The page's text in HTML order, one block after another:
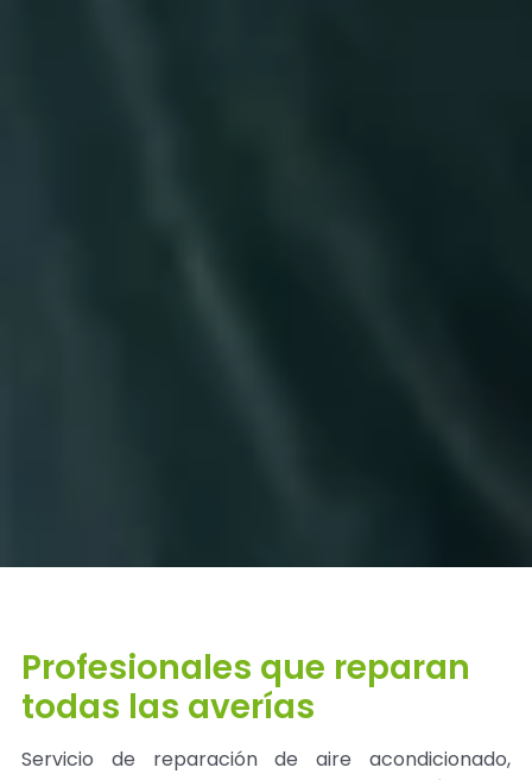
Profesionales que reparan
todas las averías
Servicio de reparación de aire acondicionado,